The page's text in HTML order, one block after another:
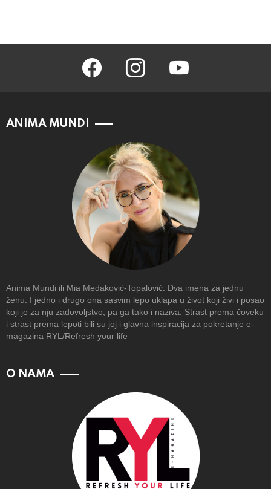
facebook instagram youtube
ANIMA MUNDI
Anima Mundi ili Mia Medaković-Topalović. Dva imena za jednu
ženu. I jedno i drugo ona sasvim lepo uklapa u život koji živi i posao
koji je za nju zadovoljstvo, pa ga tako i naziva. Strast prema čoveku
i strast prema lepoti bili su joj i glavna inspiracija za pokretanje e-
magazina RYL/Refresh your life
O NAMA